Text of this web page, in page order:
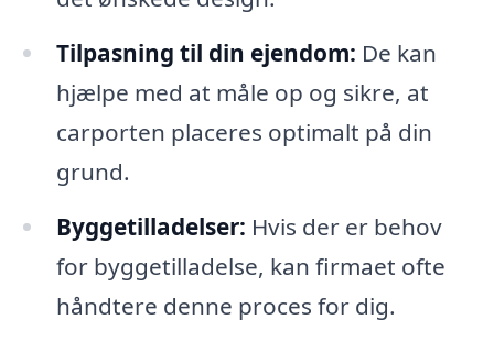
Tilpasning til din ejendom: De kan
hjælpe med at måle op og sikre, at
carporten placeres optimalt på din
grund.
Byggetilladelser: Hvis der er behov
for byggetilladelse, kan firmaet ofte
håndtere denne proces for dig.